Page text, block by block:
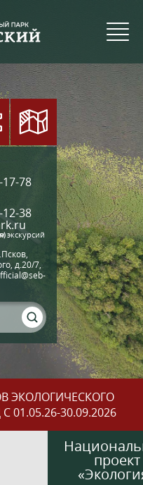
17-78
12-38
д.20/7,
ЭКОЛОГИЧЕСКОГО
30.09.2026
проект